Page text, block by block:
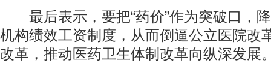
最后表示，要把“药价”作为突破口，
机构绩效工资制度，从而倒逼公立医院改
改革，推动医药卫生体制改革向纵深发展